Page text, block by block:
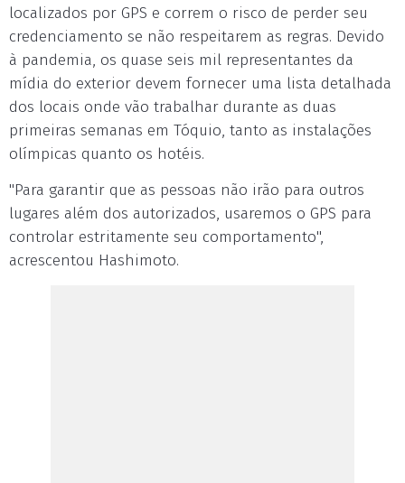
localizados por GPS e correm o risco de perder seu
credenciamento se não respeitarem as regras. Devido
à pandemia, os quase seis mil representantes da
mídia do exterior devem fornecer uma lista detalhada
dos locais onde vão trabalhar durante as duas
primeiras semanas em Tóquio, tanto as instalações
olímpicas quanto os hotéis.
"Para garantir que as pessoas não irão para outros
lugares além dos autorizados, usaremos o GPS para
controlar estritamente seu comportamento",
acrescentou Hashimoto.